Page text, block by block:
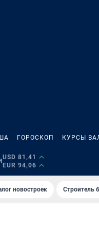
ГОРОСКОП КУРСЫ
USD 81,41
EUR 94,06
новостроек Строитель